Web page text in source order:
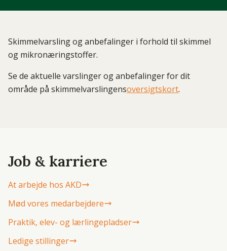
Skimmelvarsling og anbefalinger i forhold til skimmel
og mikronæringstoffer.
Se de aktuelle varslinger og anbefalinger for dit
område på skimmelvarslingensoversigtskort.
Job & karriere
At arbejde hos AKD
Mød vores medarbejdere
Praktik, elev- og lærlingepladser
Ledige stillinger